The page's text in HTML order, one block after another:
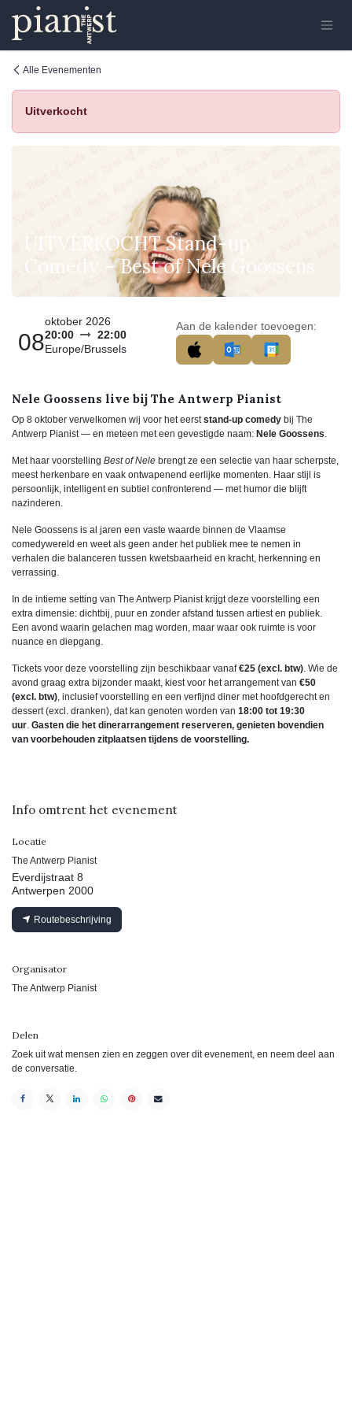
Overslaan naar inhoud
Alle Evenementen
Uitverkocht
UITVERKOCHT Stand-up
Comedy – Best of Nele Goossens
08
oktober 2026
20:00
22:00
Europe/Brussels
Aan de kalender toevoegen:
Nele Goossens live bij The Antwerp Pianist
Op 8 oktober verwelkomen wij voor het eerststand-up comedy bij The
Antwerp Pianist — en meteen met een gevestigde naam: Nele Goossens.
Met haar voorstelling Best of Nele brengt ze een selectie van haar scherpste,
meest herkenbare en vaak ontwapenend eerlijke momenten. Haar stijl is
persoonlijk, intelligent en subtiel confronterend — met humor die blijft
nazinderen.
Nele Goossens is al jaren een vaste waarde binnen de Vlaamse
comedywereld en weet als geen ander het publiek mee te nemen in
verhalen die balanceren tussen kwetsbaarheid en kracht, herkenning en
verrassing.
In de intieme setting van The Antwerp Pianist krijgt deze voorstelling een
extra dimensie: dichtbij, puur en zonder afstand tussen artiest en publiek.
Een avond waarin gelachen mag worden, maar waar ook ruimte is voor
nuance en diepgang.
Tickets voor deze voorstelling zijn beschikbaar vanaf€25 (excl. btw). Wie de
avond graag extra bijzonder maakt, kiest voor het arrangement van €50
(excl. btw), inclusief voorstelling en een verfijnd diner met hoofdgerecht en
dessert (excl. dranken), dat kan genoten worden van 18:00 tot 19:30
uur. Gasten die het dinerarrangement reserveren, genieten bovendien
van voorbehouden zitplaatsen tijdens de voorstelling.
Info omtrent het evenement
Locatie
The Antwerp Pianist
Everdijstraat 8
Antwerpen 2000
Routebeschrijving
Organisator
The Antwerp Pianist
Delen
Zoek uit wat mensen zien en zeggen over dit evenement, en neem deel aan
de conversatie.